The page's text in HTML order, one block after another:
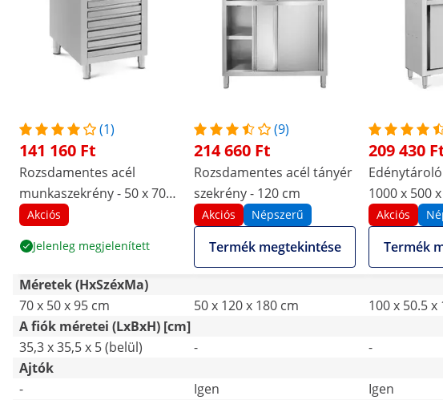
(1)
141 160 Ft
Rozsdamentes acél
munkaszekrény - 50 x 70
cm - 185 kg - 7 fiók a
hátulütővel - Royal
Catering
Akciós
Jelenleg megjelenített
(9)
214 660 Ft
Rozsdamentes acél tányér
szekrény - 120 cm
Akciós Népszerű
Termék megtekintése
209 430
1000 x 500
Royal
Akciós
Termék
Méretek (HxSzéxMa)
70 x 50 x 95 cm
50 x 120 x 180 cm 100 x 50.5 x
A fiók méretei (LxBxH) [cm]
35,3 x 35,5 x 5 (belül)
- -
Ajtók
-
Igen Igen